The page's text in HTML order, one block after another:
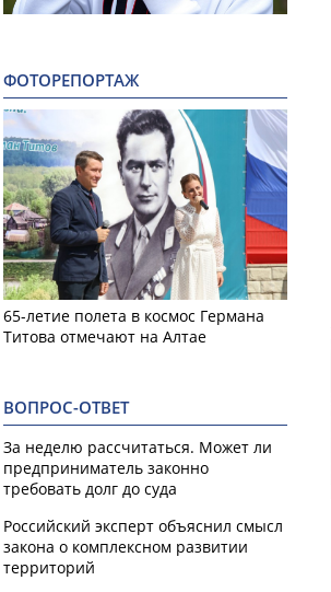
ФОТОРЕПОРТАЖ
65-летие полета в космос Германа
Титова отмечают на Алтае
ВОПРОС-ОТВЕТ
За неделю рассчитаться. Может ли
предприниматель законно
требовать долг до суда
Российский эксперт объяснил смысл
закона о комплексном развитии
территорий